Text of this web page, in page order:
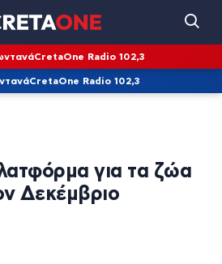
CretaOne Radio 102,3
CretaOne Radio 102,3
για τα ζώα
Δεκέμβριο